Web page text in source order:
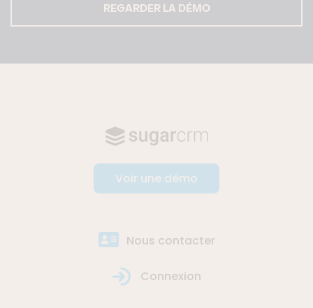
REGARDER LA DÉMO
Voir une démo
Nous contacter
Connexion